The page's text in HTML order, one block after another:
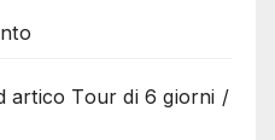
artico Tour di 6 giorni /